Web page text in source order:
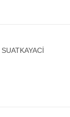
SUATKAYACI